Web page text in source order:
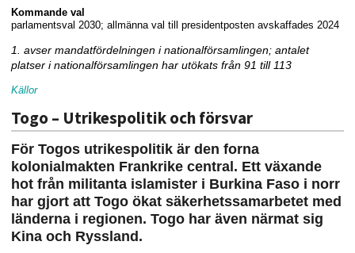
Kommande val
parlamentsval 2030; allmänna val till presidentposten avskaffades 2024
1. avser mandatfördelningen i nationalförsamlingen; antalet
platser i nationalförsamlingen har utökats från 91 till 113
Källor
Togo – Utrikespolitik och försvar
För Togos utrikespolitik är den forna
kolonialmakten Frankrike central. Ett växande
hot från militanta islamister i Burkina Faso i norr
har gjort att Togo ökat säkerhetssamarbetet med
länderna i regionen. Togo har även närmat sig
Kina och Ryssland.